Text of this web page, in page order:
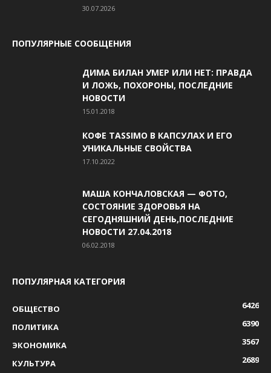
30.07.2026
ПОПУЛЯРНЫЕ СООБЩЕНИЯ
ДИМА БИЛАН УМЕР ИЛИ НЕТ: ПРАВДА
И ЛОЖЬ, ПОХОРОНЫ, ПОСЛЕДНИЕ
НОВОСТИ
15.01.2018
КОФЕ TASSIMO В КАПСУЛАХ И ЕГО
УНИКАЛЬНЫЕ СВОЙСТВА
17.10.2022
МАША КОНЧАЛОВСКАЯ — ФОТО,
СОСТОЯНИЕ ЗДОРОВЬЯ НА
СЕГОДНЯШНИЙ ДЕНЬ,ПОСЛЕДНИЕ
НОВОСТИ 27.04.2018
06.02.2018
ПОПУЛЯРНАЯ КАТЕГОРИЯ
ОБЩЕСТВО
6426
ПОЛИТИКА
6390
ЭКОНОМИКА
3567
КУЛЬТУРА
2689